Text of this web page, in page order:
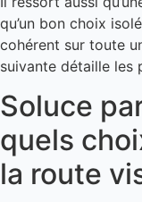
qu’un bon choix
cohérent sur toute
suivante détaille les
Soluce
quels
la route